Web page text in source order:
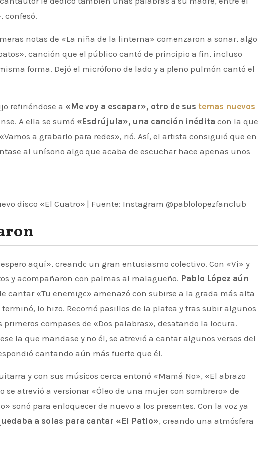
confesó.
notas de «La niña de la linterna» comenzaron a sonar, algo
canción que el público cantó de principio a fin, incluso
forma. Dejó el micrófono de lado y a pleno pulmón cantó el
refiriéndose a «Me voy a escapar», otro de sus temas nuevos
A ella se sumó «Esdrújula», una canción inédita con la que
a grabarlo para redes», rió. Así, el artista consiguió que en
al unísono algo que acaba de escuchar hace apenas unos
disco «El Cuatro» | Fuente: Instagram @pablolopezfanclub
aquí», creando un gran entusiasmo colectivo. Con «Vi» y
y acompañaron con palmas al malagueño. Pablo López aún
cantar «Tu enemigo» amenazó con subirse a la grada más alta
lo hizo. Recorrió pasillos de la platea y tras subir algunos
compases de «Dos palabras», desatando la locura.
la que mandase y no él, se atrevió a cantar algunos versos del
cantando aún más fuerte que él.
y con sus músicos cerca entonó «Mamá No», «El abrazo
se atrevió a versionar «Óleo de una mujer con sombrero» de
sonó para enloquecer de nuevo a los presentes. Con la voz ya
a solas para cantar «El Patio», creando una atmósfera